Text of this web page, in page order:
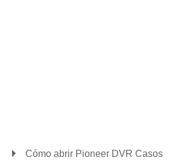
Cómo abrir Pioneer DVR Casos